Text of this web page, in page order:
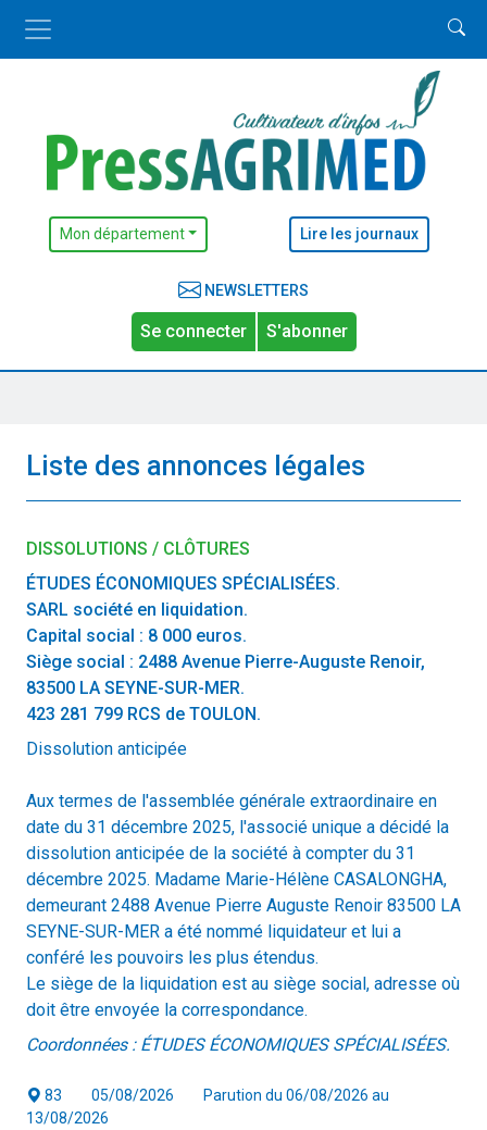
Mon département Lire les journaux
NEWSLETTERS
Se connecter S'abonner
Liste des annonces légales
DISSOLUTIONS / CLÔTURES
ÉTUDES ÉCONOMIQUES SPÉCIALISÉES.
SARL société en liquidation.
Capital social : 8 000 euros.
Siège social : 2488 Avenue Pierre-Auguste Renoir,
83500 LA SEYNE-SUR-MER.
423 281 799 RCS de TOULON.
Dissolution anticipée
Aux termes de l'assemblée générale extraordinaire en
date du 31 décembre 2025, l'associé unique a décidé la
dissolution anticipée de la société à compter du 31
décembre 2025. Madame Marie-Hélène CASALONGHA,
demeurant 2488 Avenue Pierre Auguste Renoir 83500 LA
SEYNE-SUR-MER a été nommé liquidateur et lui a
conféré les pouvoirs les plus étendus.
Le siège de la liquidation est au siège social, adresse où
doit être envoyée la correspondance.
Coordonnées : ÉTUDES ÉCONOMIQUES SPÉCIALISÉES.
83 05/08/2026
Parution du 06/08/2026 au
13/08/2026